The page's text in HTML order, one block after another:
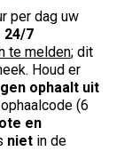
per dag uw
24/7
te melden; dit
Houd er
ophaalt uit
(6
en
niet in de